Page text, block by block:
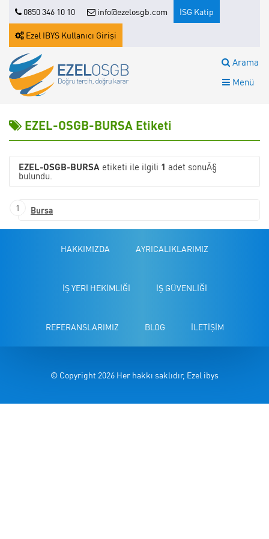
0850 346 10 10 info@ezelosgb.com İSG Katip
Ezel IBYS Kullanıcı Girişi
Arama
Menü
EZEL-OSGB-BURSA Etiketi
EZEL-OSGB-BURSA etiketi ile ilgili 1 adet sonuÃ§
bulundu.
1 Bursa
HAKKIMIZDA AYRICALIKLARIMIZ
İŞ YERİ HEKİMLİĞİ İŞ GÜVENLİĞİ
REFERANSLARIMIZ BLOG İLETİŞİM
© Copyright 2026 Her hakkı saklıdır, Ezel ibys